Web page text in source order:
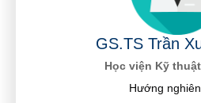
GS.TS Trần
Học viện Kỹ
Hướng